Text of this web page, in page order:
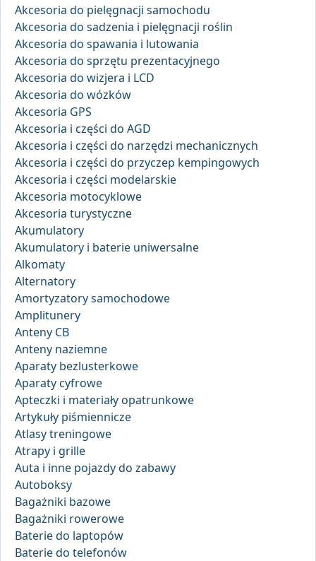
Akcesoria do pielęgnacji samochodu
Akcesoria do sadzenia i pielęgnacji roślin
Akcesoria do spawania i lutowania
Akcesoria do sprzętu prezentacyjnego
Akcesoria do wizjera i LCD
Akcesoria do wózków
Akcesoria GPS
Akcesoria i części do AGD
Akcesoria i części do narzędzi mechanicznych
Akcesoria i części do przyczep kempingowych
Akcesoria i części modelarskie
Akcesoria motocyklowe
Akcesoria turystyczne
Akumulatory
Akumulatory i baterie uniwersalne
Alkomaty
Alternatory
Amortyzatory samochodowe
Amplitunery
Anteny CB
Anteny naziemne
Aparaty bezlusterkowe
Aparaty cyfrowe
Apteczki i materiały opatrunkowe
Artykuły piśmiennicze
Atlasy treningowe
Atrapy i grille
Auta i inne pojazdy do zabawy
Autoboksy
Bagażniki bazowe
Bagażniki rowerowe
Baterie do laptopów
Baterie do telefonów